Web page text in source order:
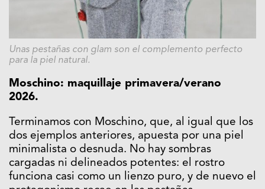
Unas pestañas con glam son el complemento perfecto
para la piel natural.
Moschino: maquillaje primavera/verano
2026.
Terminamos con Moschino, que, al igual que los
dos ejemplos anteriores, apuesta por una piel
minimalista o desnuda. No hay sombras
cargadas ni delineados potentes: el rostro
funciona casi como un lienzo puro, y de nuevo el